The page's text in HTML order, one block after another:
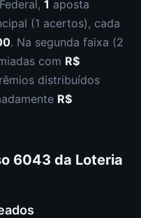
, 1 aposta
(1 acertos), cada
. Na segunda faixa (2
com R$
distribuídos
R$
6043 da Loteria